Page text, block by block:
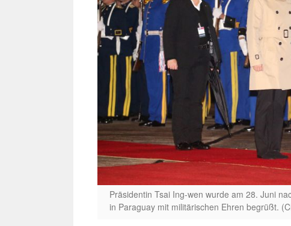
Präsidentin Tsai Ing-wen wurde am 28. Juni
in Paraguay mit militärischen Ehren begrüßt.